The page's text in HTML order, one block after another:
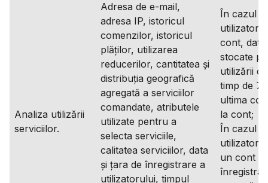
Analiza utilizării
serviciilor.
Adresa de e-mail,
adresa IP, istoricul
comenzilor, istoricul
plăților, utilizarea
reducerilor, cantitatea și
distribuția geografică
agregată a serviciilor
comandate, atributele
utilizate pentru a
selecta serviciile,
calitatea serviciilor, data
și țara de înregistrare a
utilizatorului, timpul
În cazul
cont,
stocate
utilizării
timp de 7
ultima
la cont;
În cazul
un cont